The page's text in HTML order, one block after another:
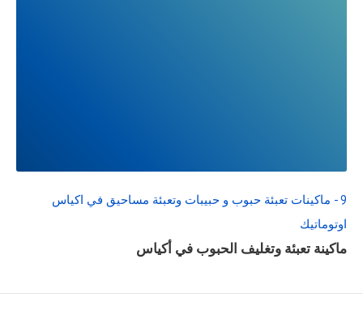
9 - ماكينات تعبئة حبوب و حبيبات وتعبئة مساحيق في اكياس
اوتوماتيك
ماكينة تعبئة وتغليف الحبوب في أكياس